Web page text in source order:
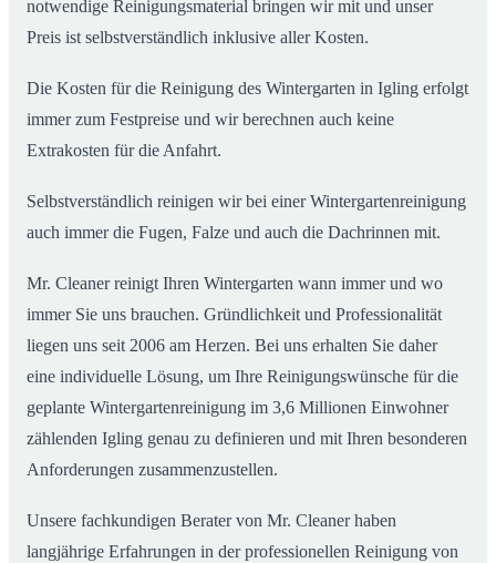
notwendige Reinigungsmaterial bringen wir mit und unser
Preis ist selbstverständlich inklusive aller Kosten.
Die Kosten für die Reinigung des Wintergarten in Igling erfolgt
immer zum Festpreise und wir berechnen auch keine
Extrakosten für die Anfahrt.
Selbstverständlich reinigen wir bei einer Wintergartenreinigung
auch immer die Fugen, Falze und auch die Dachrinnen mit.
Mr. Cleaner reinigt Ihren Wintergarten wann immer und wo
immer Sie uns brauchen. Gründlichkeit und Professionalität
liegen uns seit 2006 am Herzen. Bei uns erhalten Sie daher
eine individuelle Lösung, um Ihre Reinigungswünsche für die
geplante Wintergartenreinigung im 3,6 Millionen Einwohner
zählenden Igling genau zu definieren und mit Ihren besonderen
Anforderungen zusammenzustellen.
Unsere fachkundigen Berater von Mr. Cleaner haben
langjährige Erfahrungen in der professionellen Reinigung von